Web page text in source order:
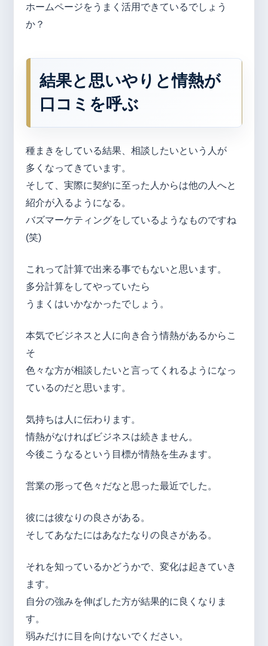
ホームページをうまく活用できているでしょう
か？
結果と思いやりと情熱が
口コミを呼ぶ
種まきをしている結果、相談したいという人が
多くなってきています。
そして、実際に契約に至った人からは他の人へと
紹介が入るようになる。
バズマーケティングをしているようなものですね
(笑)
これって計算で出来る事でもないと思います。
多分計算をしてやっていたら
うまくはいかなかったでしょう。
本気でビジネスと人に向き合う情熱があるからこ
そ
色々な方が相談したいと言ってくれるようになっ
ているのだと思います。
気持ちは人に伝わります。
情熱がなければビジネスは続きません。
今後こうなるという目標が情熱を生みます。
営業の形って色々だなと思った最近でした。
彼には彼なりの良さがある。
そしてあなたにはあなたなりの良さがある。
それを知っているかどうかで、変化は起きていき
ます。
自分の強みを伸ばした方が結果的に良くなりま
す。
弱みだけに目を向けないでください。